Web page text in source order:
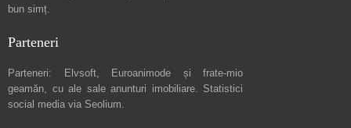
bun simț.
Parteneri
Parteneri: Elvsoft, Euroanimode și frate-mio
geamăn, cu ale sale anunturi imobiliare. Statistici
social media via Seolium